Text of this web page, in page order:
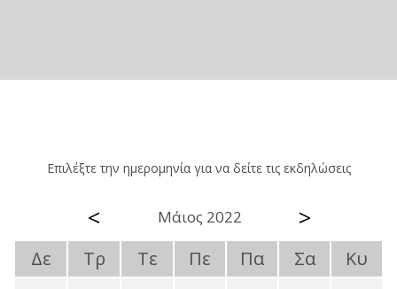
Επιλέξτε την ημερομηνία για να δείτε τις εκδηλώσεις
< Μάιος 2022 >
Δε Τρ Τε Πε Πα Σα
Κυ